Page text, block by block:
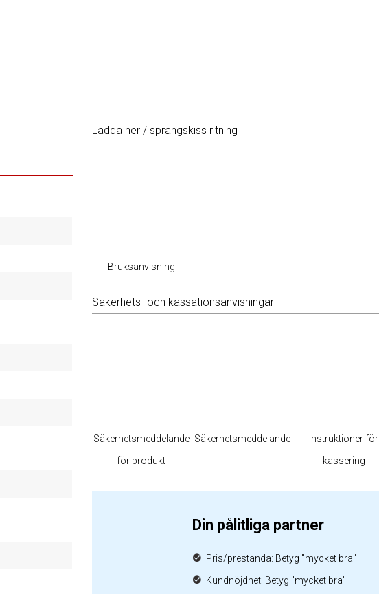
Ladda ner / sprängskiss ritning
Bruksanvisning
Säkerhets- och kassationsanvisningar
Säkerhetsmeddelande
för produkt
Säkerhetsmeddelande
Instruktioner för
kassering
Din pålitliga partner
Pris/prestanda: Betyg "mycket bra"
Kundnöjdhet: Betyg "mycket bra"